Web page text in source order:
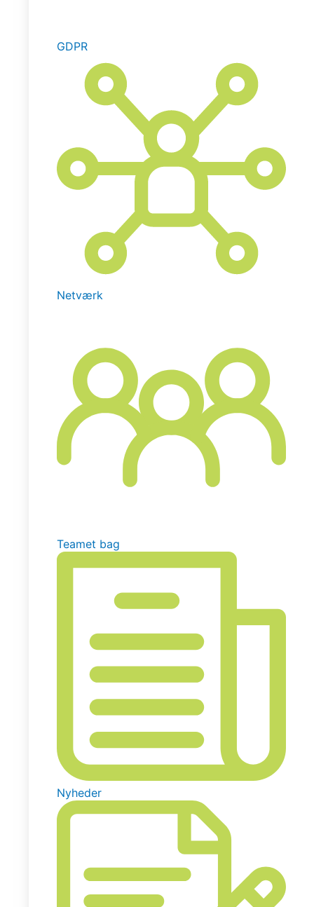
GDPR
Netværk
Teamet bag
Nyheder